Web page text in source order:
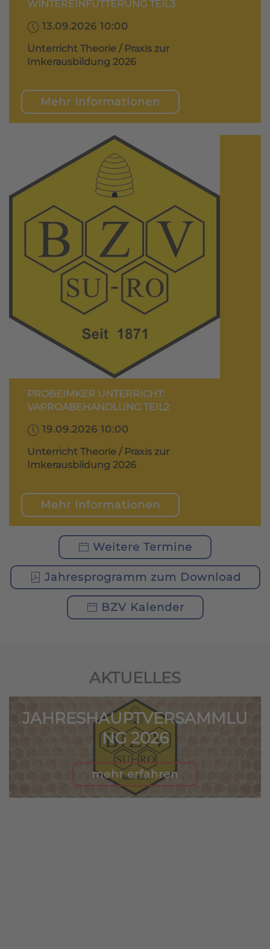
WINTEREINFÜTTERUNG TEIL3
13.09.2026 10:00
Unterricht Theorie / Praxis zur
Imkerausbildung 2026
Mehr Informationen
PROBEIMKER UNTERRICHT:
VARROABEHANDLUNG TEIL2
19.09.2026 10:00
Unterricht Theorie / Praxis zur
Imkerausbildung 2026
Mehr Informationen
Weitere Termine
Jahresprogramm zum Download
BZV Kalender
AKTUELLES
JAHRESHAUPTVERSAMMLU
NG 2026
mehr erfahren